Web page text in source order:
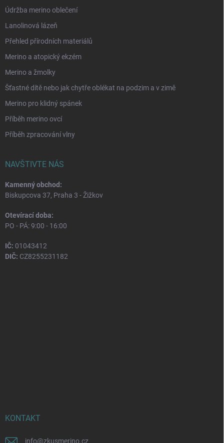
Údržba merino oblečení
Lanolinová lázeň
Přehled přírodních materiálů
Merino a atopický ekzém
Merino a žmolky
Šťastné dítě nebo jak chytře oblékat na podzim a v zimě
Merino pro klidný spánek
Příběh merino ovcí
Příběh zpracování vlny
NAVŠTIVTE NÁS
Kamenný obchod:
Biskupcova 37, Praha 3 - Žižkov
Otevírací doba:
PO - PÁ: 9:00 - 16:00
IČ: 01043412
DIČ: CZ8255231182
KONTAKT
info@zkusmerino.cz